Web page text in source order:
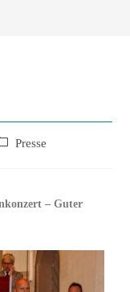
Presse
– Guter